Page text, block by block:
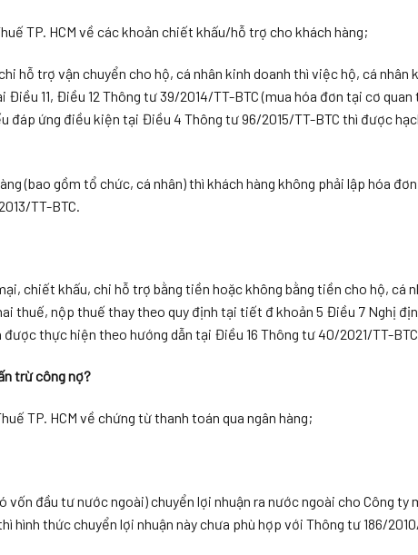
TP. HCM về các khoản chiết khấu/hỗ trợ cho khách hàng;
hỗ trợ vận chuyển cho hộ, cá nhân kinh doanh thì việc hộ, cá nhân
11, Điều 12 Thông tư 39/2014/TT-BTC (mua hóa đơn tại cơ quan
đáp ứng điều kiện tại Điều 4 Thông tư 96/2015/TT-BTC thì được
(bao gồm tổ chức, cá nhân) thì khách hàng không phải lập hóa
TT-BTC.
chiết khấu, chi hỗ trợ bằng tiền hoặc không bằng tiền cho hộ, cá
thuế, nộp thuế thay theo quy định tại tiết đ khoản 5 Điều 7 Nghị
thực hiện theo hướng dẫn tại Điều 16 Thông tư 40/2021/TT-
trừ công nợ?
TP. HCM về chứng từ thanh toán qua ngân hàng;
vốn đầu tư nước ngoài) chuyển lợi nhuận ra nước ngoài cho Công ty
thức chuyển lợi nhuận này chưa phù hợp với Thông tư 186/